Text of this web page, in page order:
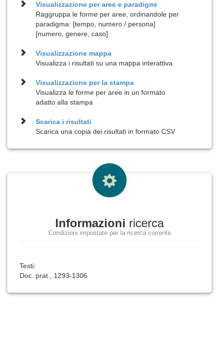
Visualizzazione peraree e paradigmi
Raggruppa le forme per aree, ordinandole per
paradigma: [tempo, numero / persona]
[numero, genere, caso]
Visualizzazione mappa
Visualizza i risultati su una mappa interattiva
Visualizzazione per lastampa
Visualizza le forme per aree in un formato
adatto alla stampa
Scarica i risultati
Scarica una copia dei risultati in formato CSV
Informazioni ricerca
Condizioni impostate per la ricerca corrente
Testi:
Doc. prat., 1293-1306